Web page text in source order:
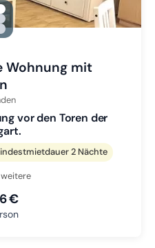
Zu Slide 1 wechseln
Zu Slide 2 wechseln
Zu Slide 3 wechseln
mit
vor den Toren der
2 Nächte
€